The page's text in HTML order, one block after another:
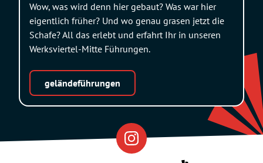
Wow, was wird denn hier gebaut? Was war hier
eigentlich früher? Und wo genau grasen jetzt die
Schafe? All das erlebt und erfahrt Ihr in unseren
Werksviertel-Mitte Führungen.
geländeführungen